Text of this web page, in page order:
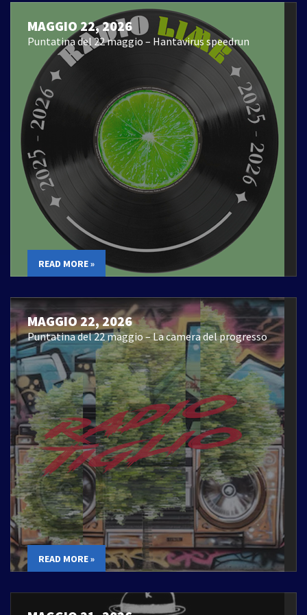
MAGGIO 22, 2026
Puntatina del 22 maggio – Hantavirus speedrun
READ MORE »
MAGGIO 22, 2026
Puntatina del 22 maggio – La camera del progresso
READ MORE »